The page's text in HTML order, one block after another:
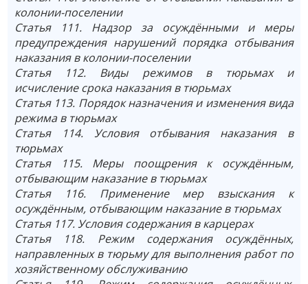
колонии-поселении
Статья 111. Надзор за осуждёнными и меры
предупреждения нарушений порядка отбывания
наказания в колонии-поселении
Статья 112. Виды режимов в тюрьмах и
исчисление срока наказания в тюрьмах
Статья 113. Порядок назначения и изменения вида
режима в тюрьмах
Статья 114. Условия отбывания наказания в
тюрьмах
Статья 115. Меры поощрения к осуждённым,
отбывающим наказание в тюрьмах
Статья 116. Применение мер взыскания к
осуждённым, отбывающим наказание в тюрьмах
Статья 117. Условия содержания в карцерах
Статья 118. Режим содержания осуждённых,
направленных в тюрьму для выполнения работ по
хозяйственному обслуживанию